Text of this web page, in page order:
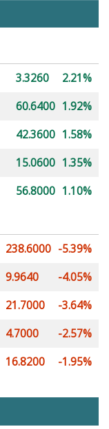
3.3260
2.21%
60.6400 1.92%
42.3600 1.58%
15.0600 1.35%
56.8000 1.10%
238.6000 -5.39%
9.9640
-4.05%
21.7000
-3.64%
4.7000
-2.57%
16.8200 -1.95%